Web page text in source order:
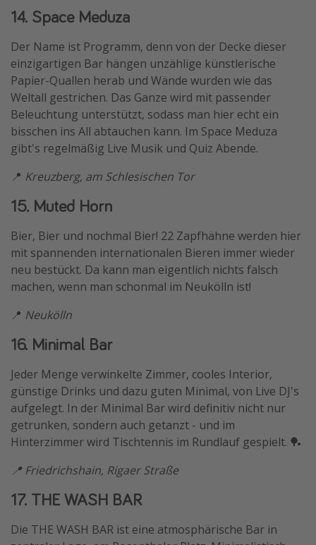
14. Space Meduza
Der Name ist Programm, denn von der Decke dieser
einzigartigen Bar hängen unzählige künstlerische
Papier-Quallen herab und Wände wurden wie das
Weltall gestrichen. Das Ganze wird mit passender
Beleuchtung unterstützt, sodass man hier echt ein
bisschen ins All abtauchen kann. Im Space Meduza
gibt's regelmäßig Live Musik und Quiz Abende.
📍 Kreuzberg, am Schlesischen Tor
15. Muted Horn
Bier, Bier und nochmal Bier! 22 Zapfhähne werden hier
mit spannenden internationalen Bieren immer wieder
neu bestückt. Da kann man eigentlich nichts falsch
machen, wenn man schonmal im Neukölln ist!
📍 Neukölln
16. Minimal Bar
Jeder Menge verwinkelte Zimmer, cooles Interior,
günstige Drinks und dazu guten Minimal, von Live DJ's
aufgelegt. In der Minimal Bar wird definitiv nicht nur
getrunken, sondern auch getanzt - und im
Hinterzimmer wird Tischtennis im Rundlauf gespielt. 🏓
📍 Friedrichshain, Rigaer Straße
17. THE WASH BAR
Die THE WASH BAR ist eine atmosphärische Bar in